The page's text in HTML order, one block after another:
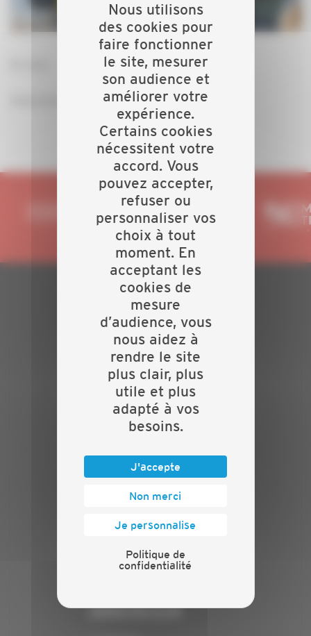
Assurance et responsabilité sur mes travaux
PLAN DU SITE
Evénements
Nos batailles
Nos services
Contact
Politique de confidentialité
PRESSE
Communiqués de presse
Espace presse
Nous utilisons
des cookies pour
faire fonctionner
le site, mesurer
son audience et
améliorer votre
expérience.
Certains cookies
nécessitent votre
accord. Vous
pouvez accepter,
refuser ou
personnaliser vos
choix à tout
moment. En
acceptant les
cookies de
mesure
d’audience, vous
nous aidez à
rendre le site
plus clair, plus
utile et plus
adapté à vos
besoins.
J'accepte
Non merci
Je personnalise
Politique de
confidentialité